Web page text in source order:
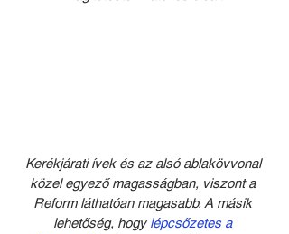
Kerékjárati ívek és az alsó ablakövvonal
közel egyező magasságban, viszont a
Reform láthatóan magasabb. A másik
lehetőség, hogy lépcsőzetes a